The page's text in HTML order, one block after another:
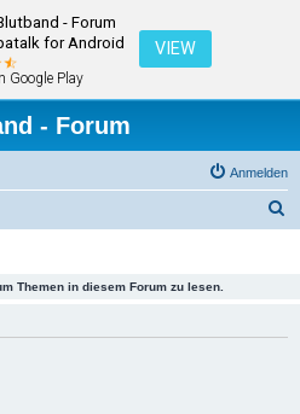
- Forum
for Android
Google Play
VIEW
- Forum
Anmelden
Themen in diesem Forum zu lesen.